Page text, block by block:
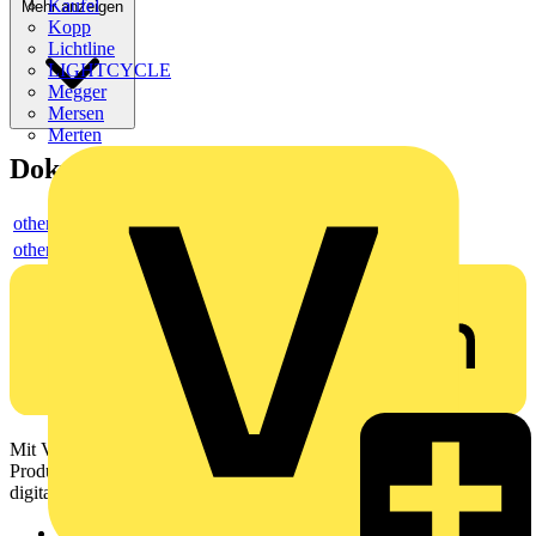
Kaufel
Kopp
Lichtline
LIGHTCYCLE
Megger
Mersen
Merten
Mehr anzeigen
Dokumente
others
others
Mit Voltimum erhalten Elektrofachkräfte Zugang zu Branchennews,
Produktinformationen, Schulungen und Tools – alles auf einer
digitalen Plattform und Community.